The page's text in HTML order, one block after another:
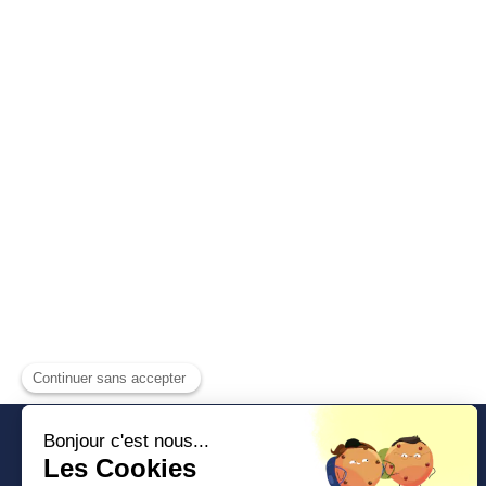
Artisans Couvreurs 91